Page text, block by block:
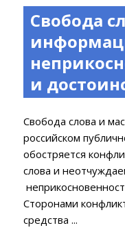
Свобода
и
Свобода слова и
российском
обостряется
слова и
Сторонами
средства ...